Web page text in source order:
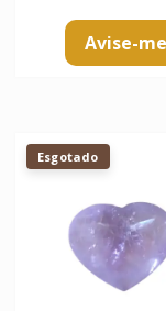
Avise-me
Esgotado